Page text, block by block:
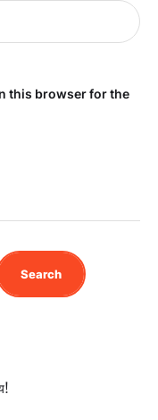
this browser for the
Search